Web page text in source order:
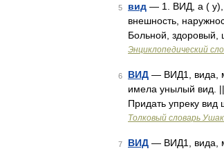
5 вид — 1. ВИД, а ( у),
внешность,
Больной, здоровый,
Энциклопедический
6 ВИД — ВИД1, вида,
имела унылый вид.
Придать упреку
Толковый словарь
7 ВИД — ВИД1, вида,